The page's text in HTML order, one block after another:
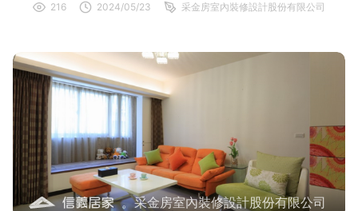
216 2024/05/23 采金房室內裝修設計股份有限公司
。采金房室內裝修設計股份有限公司